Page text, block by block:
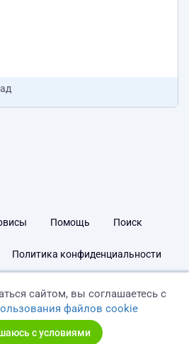
было производство танков,
Не хотелось бы затрагивать
идеологии, политики и
с нашей...
Помощь Поиск
Политика конфиденциальности
сайтом, вы соглашаетесь с
файлов cookie
с условиями